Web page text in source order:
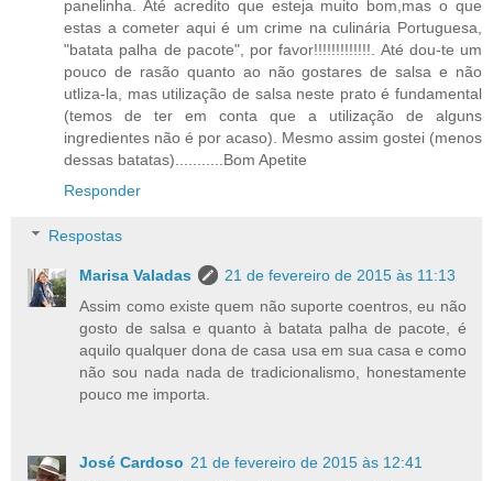
panelinha. Até acredito que esteja muito bom,mas o que
estas a cometer aqui é um crime na culinária Portuguesa,
"batata palha de pacote", por favor!!!!!!!!!!!!!. Até dou-te um
pouco de rasão quanto ao não gostares de salsa e não
utliza-la, mas utilização de salsa neste prato é fundamental
(temos de ter em conta que a utilização de alguns
ingredientes não é por acaso). Mesmo assim gostei (menos
dessas batatas)...........Bom Apetite
Responder
Respostas
Marisa Valadas
21 de fevereiro de 2015 às 11:13
Assim como existe quem não suporte coentros, eu não
gosto de salsa e quanto à batata palha de pacote, é
aquilo qualquer dona de casa usa em sua casa e como
não sou nada nada de tradicionalismo, honestamente
pouco me importa.
José Cardoso 21 de fevereiro de 2015 às 12:41